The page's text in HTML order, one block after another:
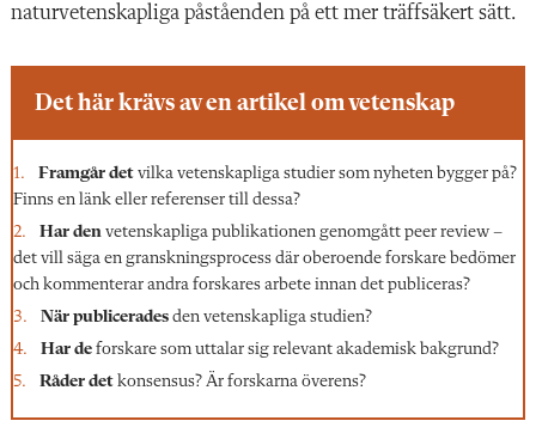
naturvetenskapliga påståenden på ett mer träffsäkert sätt.
Det här krävs av en artikel om vetenskap
Framgår det vilka vetenskapliga studier som nyheten bygger på?
Finns en länk eller referenser till dessa?
Har den vetenskapliga publikationen genomgått peer review –
det vill säga en granskningsprocess där oberoende forskare bedömer
och kommenterar andra forskares arbete innan det publiceras?
När publicerades den vetenskapliga studien?
Har de forskare som uttalar sig relevant akademisk bakgrund?
Råder det konsensus? Är forskarna överens?